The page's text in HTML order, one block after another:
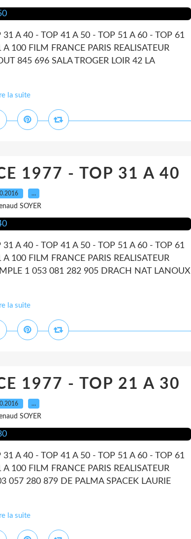
A 40 - TOP 41 A 50 - TOP 51 A 60 - TOP 61
100 FILM FRANCE PARIS REALISATEUR
845 696 SALA TROGER LOIR 42 LA
la suite
1977 - TOP 31 A 40
…
SOYER
A 40 - TOP 41 A 50 - TOP 51 A 60 - TOP 61
100 FILM FRANCE PARIS REALISATEUR
1 053 081 282 905 DRACH NAT LANOUX
la suite
1977 - TOP 21 A 30
…
SOYER
A 40 - TOP 41 A 50 - TOP 51 A 60 - TOP 61
100 FILM FRANCE PARIS REALISATEUR
057 280 879 DE PALMA SPACEK LAURIE
la suite